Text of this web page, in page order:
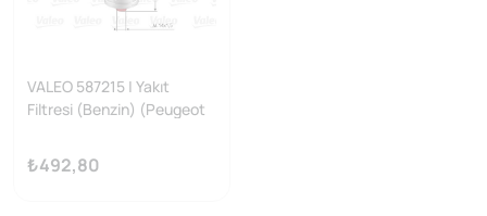
VALEO 587215 | Yakıt
Filtresi (Benzin) (Peugeot
₺492,80